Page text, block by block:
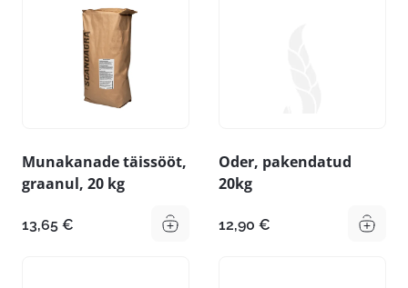
Munakanade täissööt,
graanul, 20 kg
13,65 €
Oder, pakendatud
20kg
12,90 €